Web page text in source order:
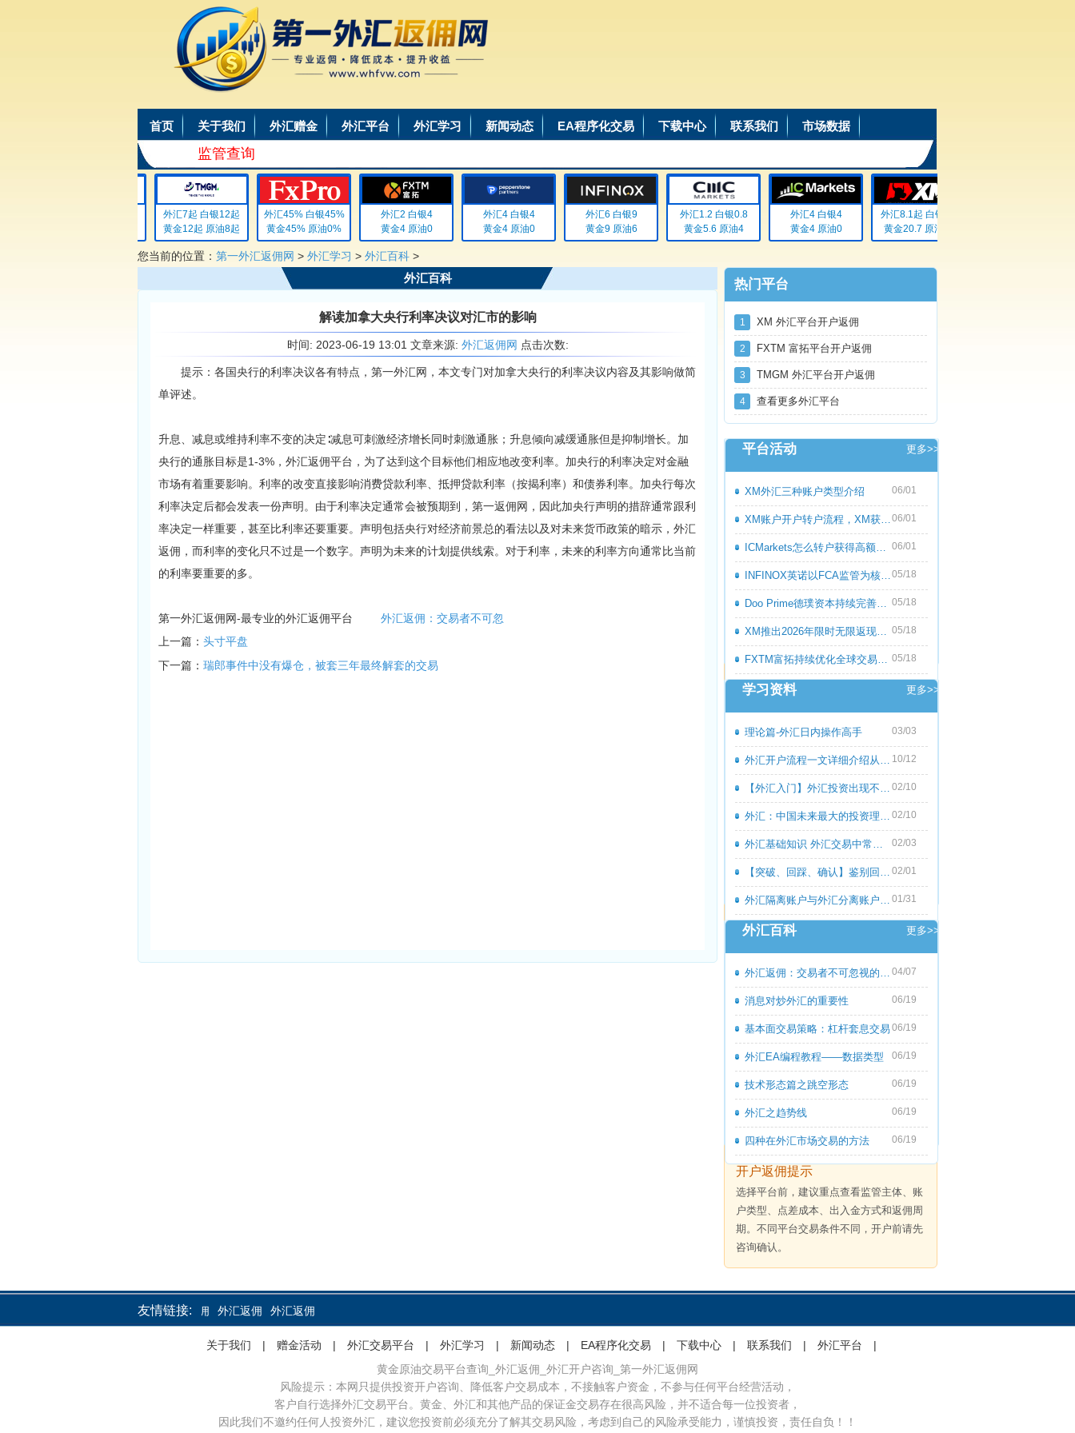
首页 关于我们 外汇赠金 外汇平台 外汇学习 新闻动态 EA程序化交易 下载中心 联系我们 市场数据
监管查询
外汇7起 白银12起
黄金12起 原油8起
外汇45% 白银45%
黄金45% 原油0%
外汇2 白银4
黄金4 原油0
外汇4 白银4
黄金4 原油0
外汇6 白银9
黄金9 原油6
外汇1.2 白银0.8
黄金5.6 原油4
外汇4 白银4
黄金4 原油0
外汇8.1起 白银72
黄金20.7 原油无
您当前的位置： 第一外汇返佣网 > 外汇学习 > 外汇百科 >
外汇百科
解读加拿大央行利率决议对汇市的影响
时间: 2023-06-19 13:01 文章来源: 外汇返佣网 点击次数:
提示：各国央行的利率决议各有特点，第一外汇网，本文专门对加拿大央行的利率决议内容及其影响做简
单评述。
升息、减息或维持利率不变的决定∶减息可刺激经济增长同时刺激通胀；升息倾向减缓通胀但是抑制增长。加
央行的通胀目标是1-3%，外汇返佣平台，为了达到这个目标他们相应地改变利率。加央行的利率决定对金融
市场有着重要影响。利率的改变直接影响消费贷款利率、抵押贷款利率（按揭利率）和债券利率。加央行每次
利率决定后都会发表一份声明。由于利率决定通常会被预期到，第一返佣网，因此加央行声明的措辞通常跟利
率决定一样重要，甚至比利率还要重要。声明包括央行对经济前景总的看法以及对未来货币政策的暗示，外汇
返佣，而利率的变化只不过是一个数字。声明为未来的计划提供线索。对于利率，未来的利率方向通常比当前
的利率要重要的多。
第一外汇返佣网-最专业的外汇返佣平台
外汇返佣：交易者不可忽
上一篇： 头寸平盘
下一篇： 瑞郎事件中没有爆仓，被套三年最终解套的交易
热门平台
1 XM 外汇平台开户返佣
2 FXTM 富拓平台开户返佣
3 TMGM 外汇平台开户返佣
4 查看更多外汇平台
平台活动 更多>>
XM外汇三种账户类型介绍 06/01
XM账户开户转户流程，XM获取高额返佣教程06/01
ICMarkets怎么转户获得高额返佣呢？ICMark 06/01
INFINOX英诺以FCA监管为核心优势，持续优化05/18
Doo Prime德璞资本持续完善多资产交易服务 05/18
XM推出2026年限时无限返现活动，交易越多 05/18
FXTM富拓持续优化全球交易服务，多元化产 05/18
学习资料 更多>>
理论篇-外汇日内操作高手 03/03
外汇开户流程一文详细介绍从零到一 10/12
【外汇入门】外汇投资出现不良心态的原 02/10
外汇：中国未来最大的投资理财市场 02/10
外汇基础知识 外汇交易中常见的外汇专用 02/03
【突破、回踩、确认】鉴别回撤和倒退 02/01
外汇隔离账户与外汇分离账户的区别 01/31
外汇百科 更多>>
外汇返佣：交易者不可忽视的隐藏收益 04/07
消息对炒外汇的重要性 06/19
基本面交易策略：杠杆套息交易 06/19
外汇EA编程教程――数据类型 06/19
技术形态篇之跳空形态 06/19
外汇之趋势线 06/19
四种在外汇市场交易的方法 06/19
开户返佣提示
选择平台前，建议重点查看监管主体、账
户类型、点差成本、出入金方式和返佣周
期。不同平台交易条件不同，开户前请先
咨询确认。
友情链接:
外汇返佣 外汇返佣 外汇返佣
关于我们 | 赠金活动 | 外汇交易平台 | 外汇学习 | 新闻动态 | EA程序化交易 | 下载中心 | 联系我们 | 外汇平台
|
黄金原油交易平台查询_外汇返佣_外汇开户咨询_第一外汇返佣网
风险提示：本网只提供投资开户咨询、降低客户交易成本，不接触客户资金，不参与任何平台经营活动，
客户自行选择外汇交易平台。黄金、外汇和其他产品的保证金交易存在很高风险，并不适合每一位投资者，
因此我们不邀约任何人投资外汇，建议您投资前必须充分了解其交易风险，考虑到自己的风险承受能力，谨慎投资，责任自负！！